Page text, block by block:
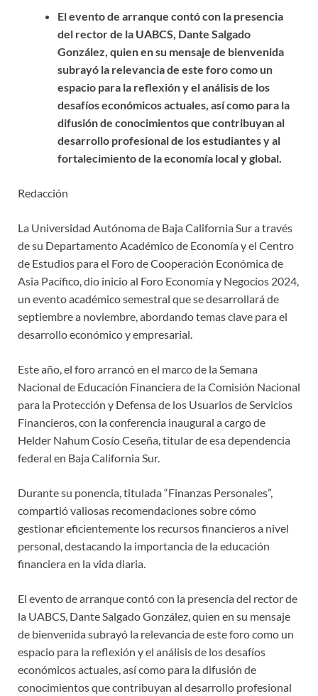
El evento de arranque contó con la presencia
del rector de la UABCS, Dante Salgado
González, quien en su mensaje de bienvenida
subrayó la relevancia de este foro como un
espacio para la reflexión y el análisis de los
desafíos económicos actuales, así como para la
difusión de conocimientos que contribuyan al
desarrollo profesional de los estudiantes y al
fortalecimiento de la economía local y global.
Redacción
La Universidad Autónoma de Baja California Sur a través
de su Departamento Académico de Economía y el Centro
de Estudios para el Foro de Cooperación Económica de
Asia Pacífico, dio inicio al Foro Economía y Negocios 2024,
un evento académico semestral que se desarrollará de
septiembre a noviembre, abordando temas clave para el
desarrollo económico y empresarial.
Este año, el foro arrancó en el marco de la Semana
Nacional de Educación Financiera de la Comisión Nacional
para la Protección y Defensa de los Usuarios de Servicios
Financieros, con la conferencia inaugural a cargo de
Helder Nahum Cosío Ceseña, titular de esa dependencia
federal en Baja California Sur.
Durante su ponencia, titulada “Finanzas Personales”,
compartió valiosas recomendaciones sobre cómo
gestionar eficientemente los recursos financieros a nivel
personal, destacando la importancia de la educación
financiera en la vida diaria.
El evento de arranque contó con la presencia del rector de
la UABCS, Dante Salgado González, quien en su mensaje
de bienvenida subrayó la relevancia de este foro como un
espacio para la reflexión y el análisis de los desafíos
económicos actuales, así como para la difusión de
conocimientos que contribuyan al desarrollo profesional